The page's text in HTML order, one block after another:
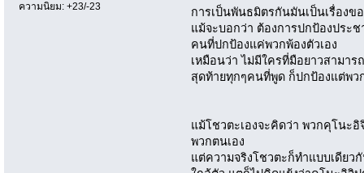
ความนิยม: +23/-23
การเป็นพันธมิตรกันมันเป็นเรื่องข
แม้จะบอกว่า ต้องการปกป้องประช
คนที่ปกป้องแค่พวกพ้องตัวเอง
เหมือนว่า ไม่มีใครที่มือยาวสามาร
สุดท้ายทุกๆคนที่พูด ก็ปกป้องแต่พว
แม้โชวตะเองจะคิดว่า พวกคุโนะ
พวกตนเอง
แต่ความจริงโชวตะก็ทำแบบเดียว